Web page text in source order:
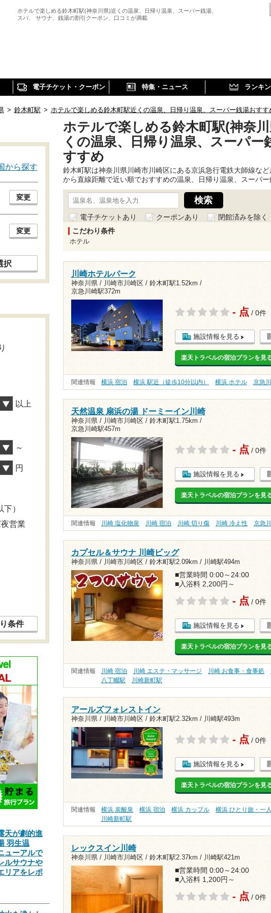
ホテルで楽しめる鈴木町駅(神奈川県)近くの温泉、日帰り温泉、スーパー銭湯、
スパ、 サウナ、銭湯の割引クーポン、口コミが満載
電子チケット・クーポン 特集・ニュース ランキ
> 鈴木町駅 > ホテルで楽しめる鈴木町駅近くの温泉、日帰り温泉、スーパー銭湯おすす
ホテルで楽しめる鈴木町駅(神奈
くの温泉、日帰り温泉、スーパー
すすめ
鈴木町駅は神奈川県川崎市川崎区にある京浜急行電鉄大師線な
から直線距離で近い順でおすすめの温泉、日帰り温泉、スーパ
電子チケットあり クーポンあり
閉館済みを除く
こだわり条件
ホテル
川崎ホテルパーク
神奈川県 / 川崎市川崎区 / 鈴木町駅1.52km /
京急川崎駅372m
- 点 / 0件
施設情報を見る
楽天トラベルの宿泊プランを見
関連情報 横浜 宿泊 横浜 駅近（徒歩10分以内） 横浜 ホテル 京急
天然温泉 扇浜の湯 ドーミーイン川崎
神奈川県 / 川崎市川崎区 / 鈴木町駅1.75km /
京急川崎駅457m
- 点 / 0件
施設情報を見る
楽天トラベルの宿泊プランを見
関連情報 川崎 塩化物泉 川崎 宿泊 川崎 切り傷 川崎 冷え性 京急
カプセル＆サウナ 川崎ビッグ
神奈川県 / 川崎市川崎区 / 鈴木町駅2.09km / 川崎駅494m
■営業時間 0:00～24:00
■入浴料 2,200円～
- 点 / 0件
施設情報を見る
楽天トラベルの宿泊プランを見
関連情報 川崎 宿泊 川崎 エステ・マッサージ 川崎 お食事・食事処
八丁畷駅
川崎新町駅
アールズフォレストイン
神奈川県 / 川崎市川崎区 / 鈴木町駅2.32km / 川崎駅493m
- 点 / 0件
施設情報を見る
楽天トラベルの宿泊プランを見
関連情報 横浜 炭酸泉 横浜 宿泊 横浜 カップル
横浜 ひとり旅・一
川崎新町駅
レックスイン川崎
神奈川県 / 川崎市川崎区 / 鈴木町駅2.37km / 川崎駅421m
■営業時間 0:00～24:00
■入浴料 1,200円～
- 点 / 0件
から探す
変更
変更
択
以上
～
円
）
営業
条件
天が劇的進
羽生温
ューアルで
ルサウナや
リアをレポ